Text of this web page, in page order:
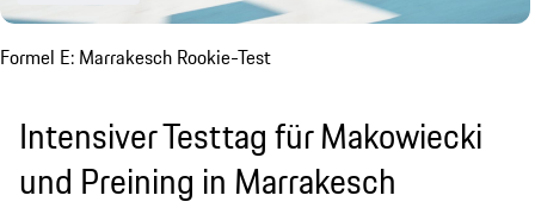
Formel E: Marrakesch Rookie-Test
Intensiver Testtag für Makowiecki
und Preining in Marrakesch